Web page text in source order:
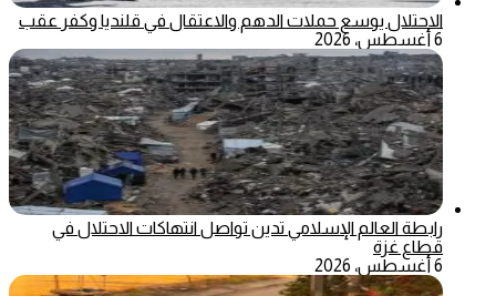
الاحتلال يوسع حملات الدهم والاعتقال في قلنديا وكفر عقب
6 أغسطس، 2026
رابطة العالم الإسلامي تدين تواصل انتهاكات الاحتلال في
قطاع غزة
6 أغسطس، 2026